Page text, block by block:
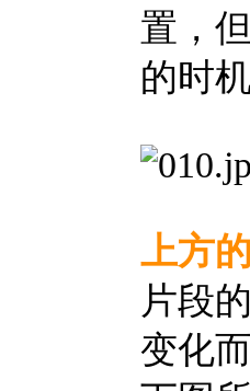
置，
的时机
上方
片段
变化